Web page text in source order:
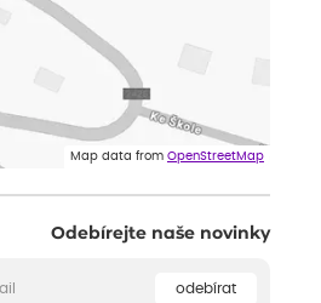
Map data from OpenStreetMap
Odebírejte naše novinky
odebírat